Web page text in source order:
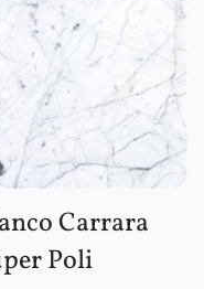
Carrara
Poli